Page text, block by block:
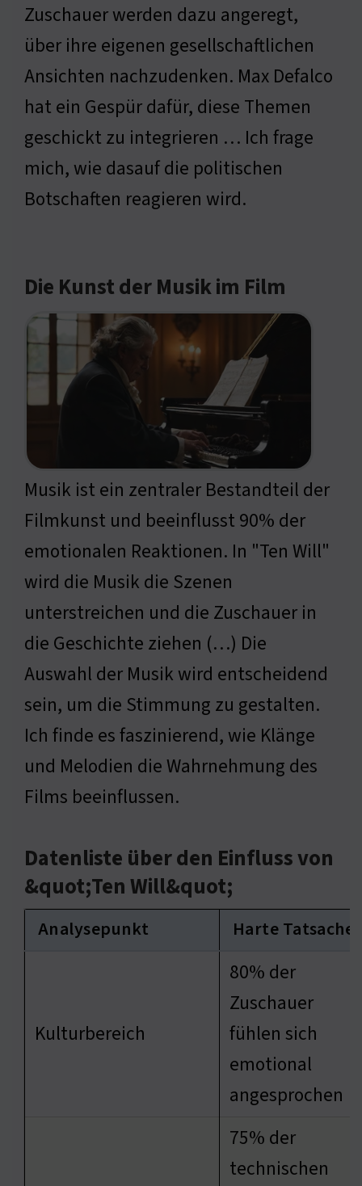
Zuschauer werden dazu angeregt,
über ihre eigenen gesellschaftlichen
Ansichten nachzudenken. Max Defalco
hat ein Gespür dafür, diese Themen
geschickt zu integrieren … Ich frage
mich, wie dasauf die politischen
Botschaften reagieren wird.
Die Kunst der Musik im Film
Musik ist ein zentraler Bestandteil der
Filmkunst und beeinflusst 90% der
emotionalen Reaktionen. In "Ten Will"
wird die Musik die Szenen
unterstreichen und die Zuschauer in
die Geschichte ziehen (…) Die
Auswahl der Musik wird entscheidend
sein, um die Stimmung zu gestalten.
Ich finde es faszinierend, wie Klänge
und Melodien die Wahrnehmung des
Films beeinflussen.
Datenliste über den Einfluss von
&quot;Ten Will&quot;
Analysepunkt Harte Tatsache
Kulturbereich
80% der
Zuschauer
fühlen sich
emotional
angesprochen
75% der
technischen